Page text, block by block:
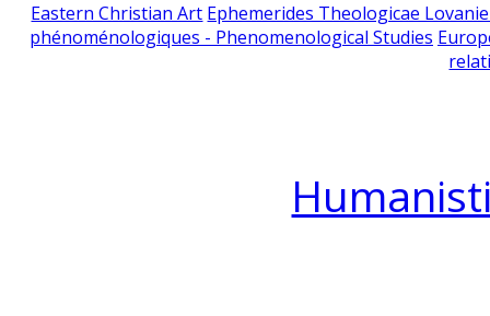
Eastern Christian Art Ephemerides Theologicae
phénoménologiques - Phenomenological Studies